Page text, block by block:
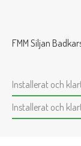
FMM Siljan
Installerat och
Installerat och